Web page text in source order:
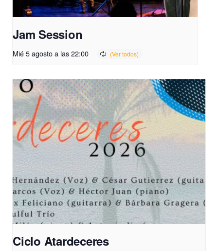
Jam Session
Mié 5 agosto a las 22:00
Ciclo Atardeceres